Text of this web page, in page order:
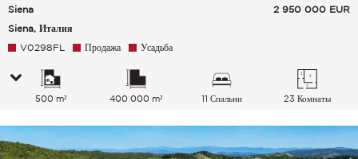
Siena
Siena, Италия
2 950 000 EUR
V0298FL Продажа Усадьба
500 m² 400 000 m² 11 Спальни 23 Комнаты